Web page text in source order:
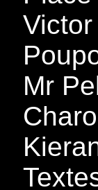
Mr